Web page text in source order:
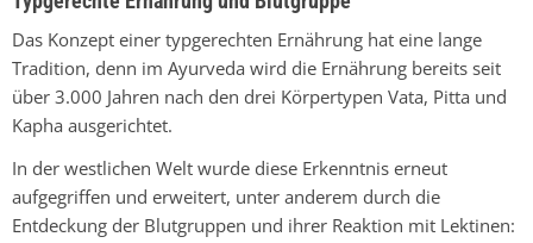
Das Konzept einer typgerechten Ernährung hat eine lange
Tradition, denn im Ayurveda wird die Ernährung bereits seit
über 3.000 Jahren nach den drei Körpertypen Vata, Pitta und
Kapha ausgerichtet.
In der westlichen Welt wurde diese Erkenntnis erneut
aufgegriffen und erweitert, unter anderem durch die
Entdeckung der Blutgruppen und ihrer Reaktion mit Lektinen: